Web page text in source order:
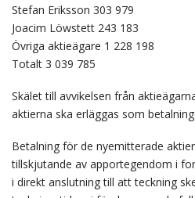
Stefan Eriksson 303 979
Joacim Löwstett 243 183
Övriga aktieägare 1 228 198
Totalt 3 039 785
Skälet till avvikelsen från
aktierna ska erläggas som
Betalning för de nyemitterade
tillskjutande av apportegendom i
i direkt anslutning till att teckning